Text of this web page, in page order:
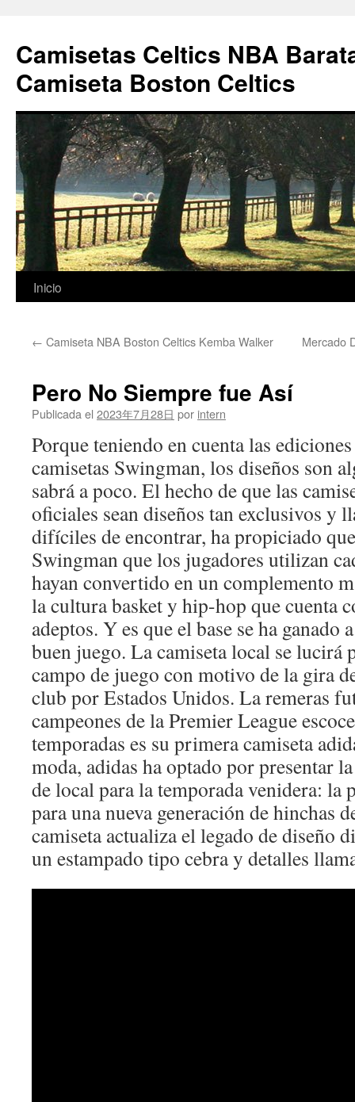
Camisetas Celtics NBA
Camiseta Boston Celtics
Saltar
contenido
Inicio
← Camiseta NBA Boston Celtics Kemba Walker Mercado
Pero No Siempre fue Así
Publicada el 2023年7月28日 por intern
Porque teniendo en cuenta las
camisetas Swingman, los diseños son
sabrá a poco. El hecho de que las
oficiales sean diseños tan exclusivos y
difíciles de encontrar, ha propiciado
Swingman que los jugadores utilizan
hayan convertido en un complemento
la cultura basket y hip-hop que cuenta
adeptos. Y es que el base se ha ganado
buen juego. La camiseta local se lucirá
campo de juego con motivo de la gira
club por Estados Unidos. La remeras
campeones de la Premier League
temporadas es su primera camiseta
moda, adidas ha optado por presentar
de local para la temporada venidera: la
para una nueva generación de hinchas
camiseta actualiza el legado de diseño
un estampado tipo cebra y detalles